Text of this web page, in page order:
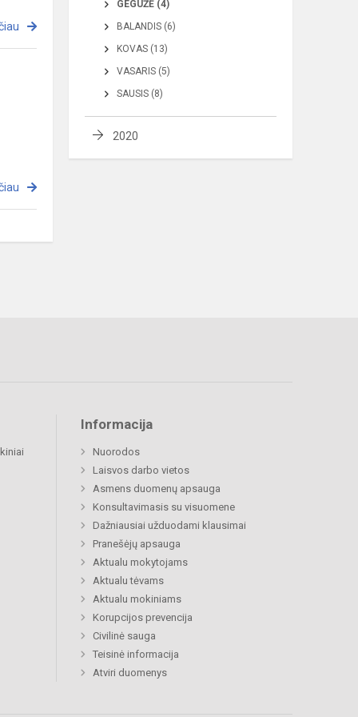
GEGUŽĖ (4)
BALANDIS (6)
KOVAS (13)
VASARIS (5)
SAUSIS (8)
2020
Informacija
Nuorodos
Laisvos darbo vietos
Asmens duomenų apsauga
Konsultavimasis su visuomene
Dažniausiai užduodami klausimai
Pranešėjų apsauga
Aktualu mokytojams
Aktualu tėvams
Aktualu mokiniams
Korupcijos prevencija
Civilinė sauga
Teisinė informacija
Atviri duomenys